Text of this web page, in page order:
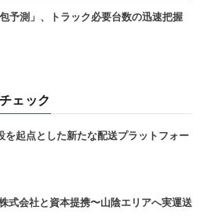
予測」、トラック必要台数の迅速把握
ェック
起点とした新たな配送プラットフォー
会社と資本提携〜山陰エリアへ実運送